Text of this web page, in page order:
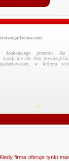
www.ministerstwogadzetow.com
Poszukujesz doskonałego
dziewczyny? Specjalnie dla
ministerstwogadzetow.com, w
firma oferuje tynki